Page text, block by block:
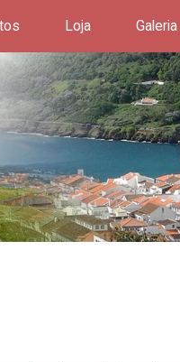
Loja Galeria